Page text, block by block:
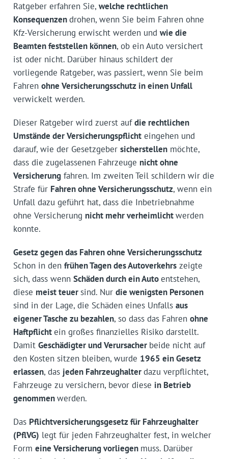
Ratgeber erfahren Sie, welche rechtlichen
Konsequenzendrohen, wenn Sie beim Fahren ohne
Kfz-Versicherung erwischt werden und wie die
Beamten feststellen können, ob ein Auto versichert
ist oder nicht. Darüber hinaus schildert der
vorliegende Ratgeber, was passiert, wenn Sie beim
Fahren ohne Versicherungsschutz in einen Unfall
verwickelt werden.
Dieser Ratgeber wird zuerst aufdie rechtlichen
Umstände der Versicherungspflichteingehen und
darauf, wie der Gesetzgeber sicherstellenmöchte,
dass die zugelassenen Fahrzeuge nicht ohne
Versicherungfahren. Im zweiten Teil schildern wir die
Strafe für Fahren ohne Versicherungsschutz, wenn ein
Unfall dazu geführt hat, dass die Inbetriebnahme
ohne Versicherung nicht mehr verheimlichtwerden
konnte.
Gesetz gegen das Fahren ohne Versicherungsschutz
Schon in den frühen Tagen des Autoverkehrszeigte
sich, dass wenn Schäden durch ein Autoentstehen,
diese meist teuersind. Nur die wenigsten Personen
sind in der Lage, die Schäden eines Unfalls aus
eigener Tasche zu bezahlen, so dass das Fahren ohne
Haftpflichtein großes finanzielles Risiko darstellt.
Damit Geschädigter und Verursacher beide nicht auf
den Kosten sitzen bleiben, wurde 1965 ein Gesetz
erlassen, das jeden Fahrzeughalterdazu verpflichtet,
Fahrzeuge zu versichern, bevor diese in Betrieb
genommenwerden.
Das Pflichtversicherungsgesetz für Fahrzeughalter
(PflVG) legt für jeden Fahrzeughalter fest, in welcher
Form eine Versicherung vorliegen muss. Darüber